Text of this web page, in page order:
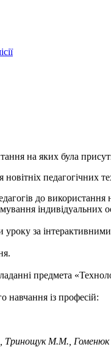
на яких була
новітніх педагогічних
до
індивідуальних
за
предмета
навчання із професій:
Тринощук М.М.,